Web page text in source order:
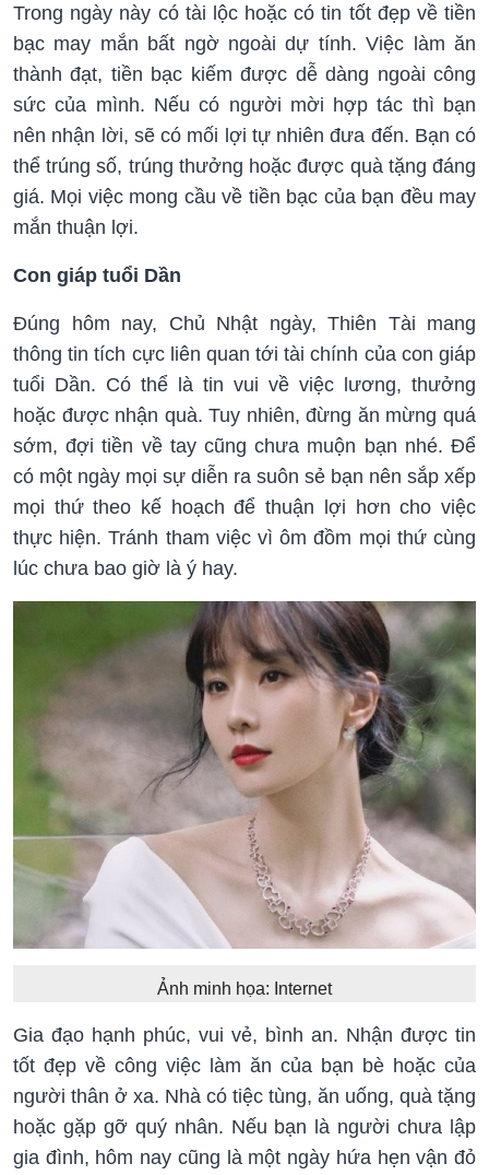
Trong ngày này có tài lộc hoặc có tin tốt đẹp về tiền
bạc may mắn bất ngờ ngoài dự tính. Việc làm ăn
thành đạt, tiền bạc kiếm được dễ dàng ngoài công
sức của mình. Nếu có người mời hợp tác thì bạn
nên nhận lời, sẽ có mối lợi tự nhiên đưa đến. Bạn có
thể trúng số, trúng thưởng hoặc được quà tặng đáng
giá. Mọi việc mong cầu về tiền bạc của bạn đều may
mắn thuận lợi.
Con giáp tuổi Dần
Đúng hôm nay, Chủ Nhật ngày, Thiên Tài mang
thông tin tích cực liên quan tới tài chính của con giáp
tuổi Dần. Có thể là tin vui về việc lương, thưởng
hoặc được nhận quà. Tuy nhiên, đừng ăn mừng quá
sớm, đợi tiền về tay cũng chưa muộn bạn nhé. Để
có một ngày mọi sự diễn ra suôn sẻ bạn nên sắp xếp
mọi thứ theo kế hoạch để thuận lợi hơn cho việc
thực hiện. Tránh tham việc vì ôm đồm mọi thứ cùng
lúc chưa bao giờ là ý hay.
Ảnh minh họa: Internet
Gia đạo hạnh phúc, vui vẻ, bình an. Nhận được tin
tốt đẹp về công việc làm ăn của bạn bè hoặc của
người thân ở xa. Nhà có tiệc tùng, ăn uống, quà tặng
hoặc gặp gỡ quý nhân. Nếu bạn là người chưa lập
gia đình, hôm nay cũng là một ngày hứa hẹn vận đỏ